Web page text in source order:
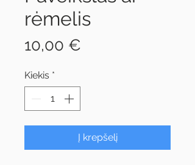
rėmelis
10,00 €
Kiekis *
Į krepšelį